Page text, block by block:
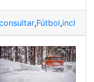
,Fútbol,incluye